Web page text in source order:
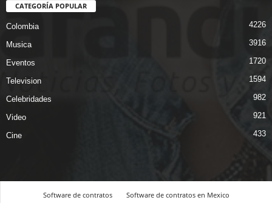
CATEGORÍA POPULAR
Colombia 4226
Musica 3916
Eventos 1720
Television 1594
Celebridades 982
Video 921
Cine 433
Software de contratos Software de contratos en Mexico